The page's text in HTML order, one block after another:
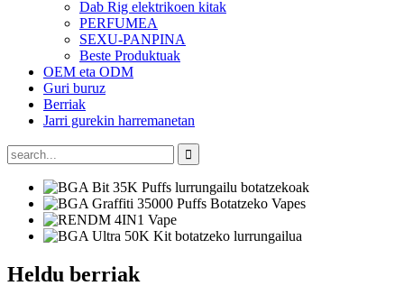
Dab Rig elektrikoen kitak
PERFUMEA
SEXU-PANPINA
Beste Produktuak
OEM eta ODM
Guri buruz
Berriak
Jarri gurekin harremanetan
Heldu berriak